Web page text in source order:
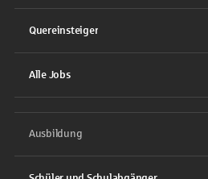
Quereinsteiger
Alle Jobs
Ausbildung